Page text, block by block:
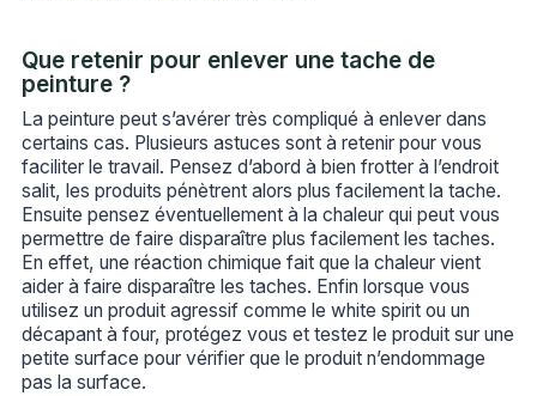
Que retenir pour enlever une tache de
peinture ?
La peinture peut s’avérer très compliqué à enlever dans
certains cas. Plusieurs astuces sont à retenir pour vous
faciliter le travail. Pensez d’abord à bien frotter à l’endroit
salit, les produits pénètrent alors plus facilement la tache.
Ensuite pensez éventuellement à la chaleur qui peut vous
permettre de faire disparaître plus facilement les taches.
En effet, une réaction chimique fait que la chaleur vient
aider à faire disparaître les taches. Enfin lorsque vous
utilisez un produit agressif comme le white spirit ou un
décapant à four, protégez vous et testez le produit sur une
petite surface pour vérifier que le produit n’endommage
pas la surface.